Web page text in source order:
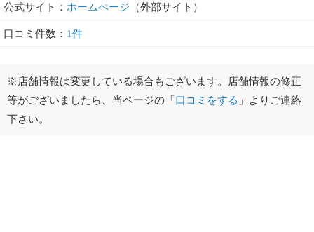
公式サイト： ホームぺージ （外部サイト）
口コミ件数： 1件
※店舗情報は変更している場合もございます。店舗情報の修正
等がございましたら、当ページの「口コミをする 」よりご連絡
下さい。